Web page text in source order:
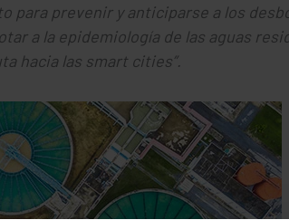
para prevenir y anticiparse a los
a la epidemiología de las aguas
hacia las smart cities”.